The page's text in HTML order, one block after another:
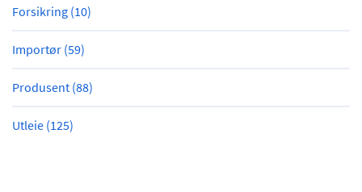
Forsikring (10)
Importør (59)
Produsent (88)
Utleie (125)